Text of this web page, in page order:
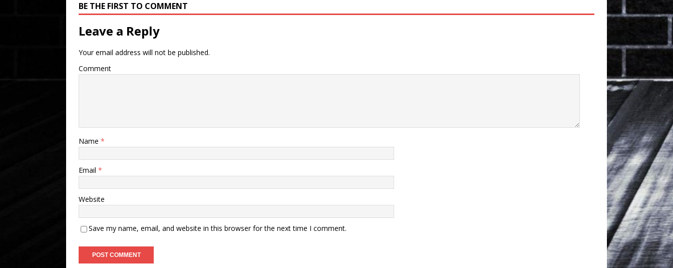
BE THE FIRST TO COMMENT
Leave a Reply
Your email address will not be published.
Comment
Name *
Email *
Website
Save my name, email, and website in this browser for the next time I comment.